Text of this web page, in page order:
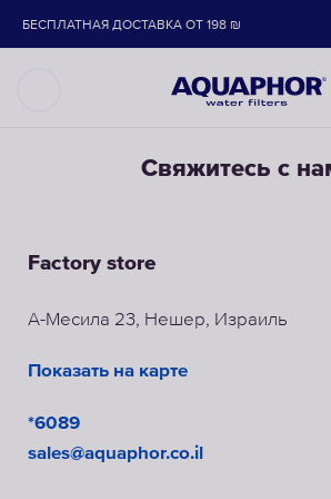
БЕСПЛАТНАЯ ДОСТАВКА ОТ 198 ₪
Свяжитесь с
Factory store
А-Месила 23, Нешер, Израиль
Показать на карте
*6089
sales@aquaphor.co.il​